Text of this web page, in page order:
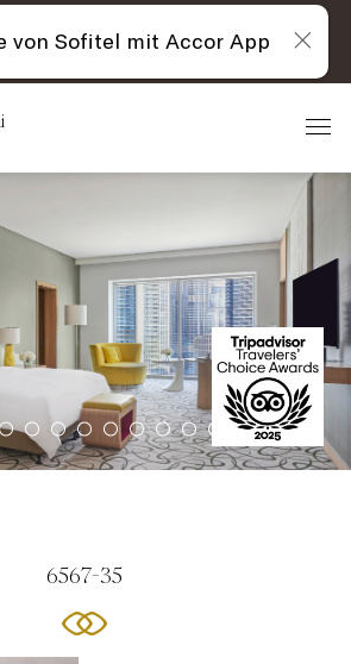
6567-35
von Sofitel mit Accor App